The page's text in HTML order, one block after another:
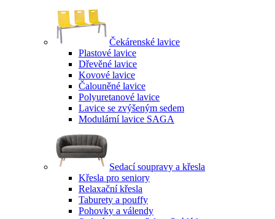
Čekárenské lavice
Plastové lavice
Dřevěné lavice
Kovové lavice
Čalouněné lavice
Polyuretanové lavice
Lavice se zvýšeným sedem
Modulární lavice SAGA
Sedací soupravy a křesla
Křesla pro seniory
Relaxační křesla
Taburety a pouffy
Pohovky a válendy